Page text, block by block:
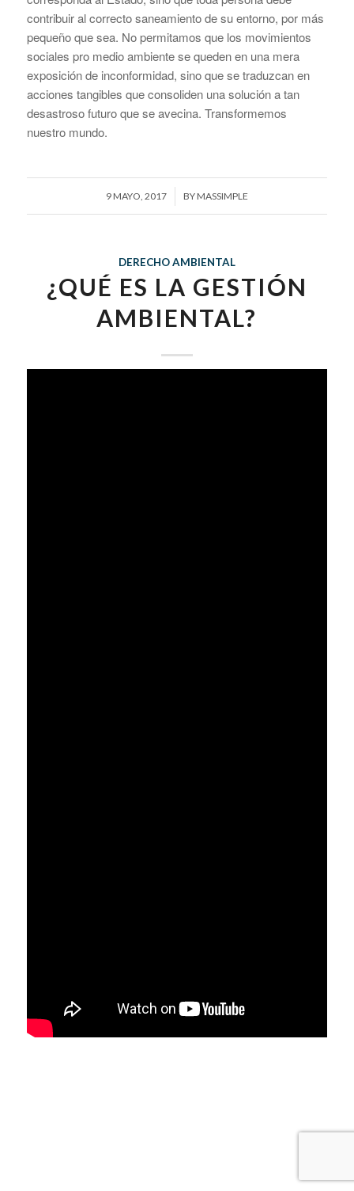
contribuir al correcto saneamiento de su entorno, por más
pequeño que sea. No permitamos que los movimientos
sociales pro medio ambiente se queden en una mera
exposición de inconformidad, sino que se traduzcan en
acciones tangibles que consoliden una solución a tan
desastroso futuro que se avecina. Transformemos
nuestro mundo.
9 MAYO, 2017
/ BYMASSIMPLE
DERECHO AMBIENTAL
¿QUÉ ES LA GESTIÓN
AMBIENTAL?